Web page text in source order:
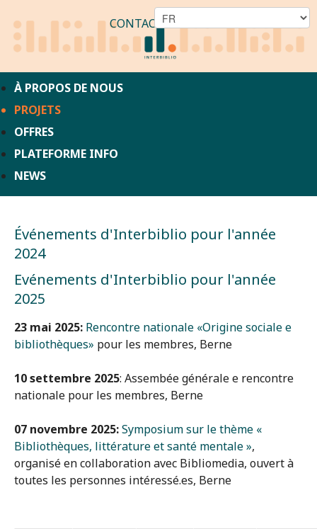
CONTACT
À PROPOS DE NOUS
PROJETS
OFFRES
PLATEFORME INFO
NEWS
Événements d'Interbiblio pour l'année
2024
Evénements d'Interbiblio pour l'année
2025
23 mai 2025: Rencontre nationale «Origine sociale e
bibliothèques» pour les membres, Berne
10 settembre 2025: Assembée générale e rencontre
nationale pour les membres, Berne
07 novembre 2025:Symposium sur le thème «
Bibliothèques, littérature et santé mentale »,
organisé en collaboration avec Bibliomedia, ouvert à
toutes les personnes intéressé.es, Berne